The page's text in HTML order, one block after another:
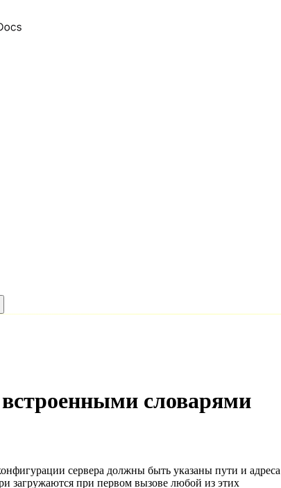
словарями
сервера должны быть указаны пути и адреса
загружаются при первом вызове любой из этих